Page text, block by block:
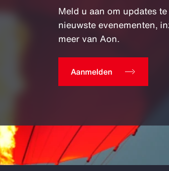
Meld u aan om updates
nieuwste evenementen,
meer van Aon.
Aanmelden